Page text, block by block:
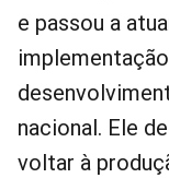
e passou a
nacional. Ele
voltar à